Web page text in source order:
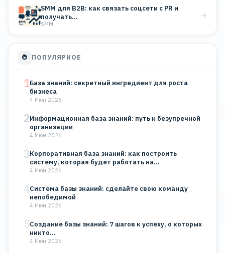
SMM для B2B: как связать соцсети с PR и
получать…
SMM
ПОПУЛЯРНОЕ
1База знаний: секретный ингредиент для роста
бизнеса
4 Июн 2026
2Информационная база знаний: путь к безупречной
организации
4 Июн 2026
3Корпоративная база знаний: как построить
систему, которая будет работать на…
4 Июн 2026
4Система базы знаний: сделайте свою команду
непобедимой
4 Июн 2026
5Создание базы знаний: 7 шагов к успеху, о которых
никто…
4 Июн 2026